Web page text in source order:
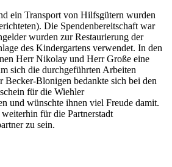
ein Transport von Hilfsgütern wurden
Die Spendenbereitschaft war
wurden zur Restaurierung der
des Kindergartens verwendet. In den
Herr Nikolay und Herr Große eine
sich die durchgeführten Arbeiten
Becker-Blonigen bedankte sich bei den
für die Wiehler
und wünschte ihnen viel Freude damit.
für die Partnerstadt
zu sein.